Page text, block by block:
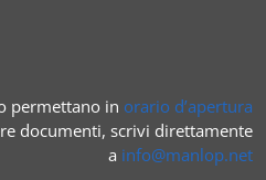
permettano in orario d’apertura
documenti, scrivi direttamente
a info@manlop.net